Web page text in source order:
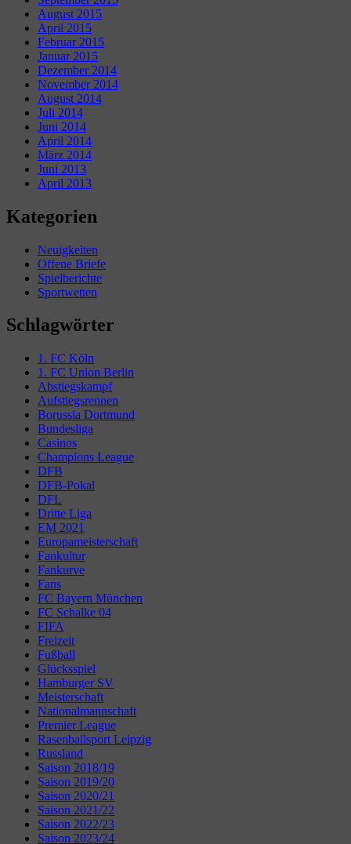
August 2015
April 2015
Februar 2015
Januar 2015
Dezember 2014
November 2014
August 2014
Juli 2014
Juni 2014
April 2014
März 2014
Juni 2013
April 2013
Kategorien
Neuigkeiten
Offene Briefe
Spielberichte
Sportwetten
Schlagwörter
1. FC Köln
1. FC Union Berlin
Abstiegskampf
Aufstiegsrennen
Borussia Dortmund
Bundesliga
Casinos
Champions League
DFB
DFB-Pokal
DFL
Dritte Liga
EM 2021
Europameisterschaft
Fankultur
Fankurve
Fans
FC Bayern München
FC Schalke 04
FIFA
Freizeit
Fußball
Glücksspiel
Hamburger SV
Meisterschaft
Nationalmannschaft
Premier League
Rasenballsport Leipzig
Russland
Saison 2018/19
Saison 2019/20
Saison 2020/21
Saison 2021/22
Saison 2022/23
Saison 2023/24